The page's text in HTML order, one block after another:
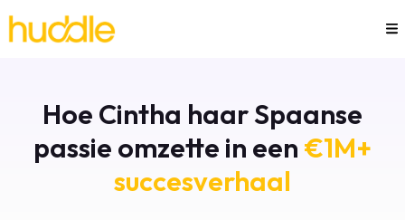
Hoe Cintha haar Spaanse
passie omzette in een €1M+
succesverhaal